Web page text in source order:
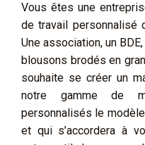
Vous êtes une
de travail personnalisé
Une association, un
blousons brodés en
souhaite se créer un
notre gamme de
personnalisés le
et qui s’accordera à